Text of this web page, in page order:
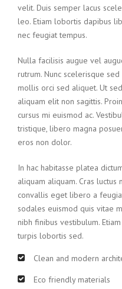
velit. Duis semper lacus
leo. Etiam lobortis dapibus
nec feugiat tempus.
Nulla facilisis augue vel
rutrum. Nunc scelerisque
mollis orci sed aliquet. Ut
aliquam elit non sagittis.
cursus mi euismod ac.
tristique, libero magna
eros non dolor.
In hac habitasse platea
aliquam aliquam. Cras
convallis eget libero a
sodales euismod quis vitae
nibh finibus vestibulum.
turpis lobortis sed.
Clean and modern
Eco friendly materials